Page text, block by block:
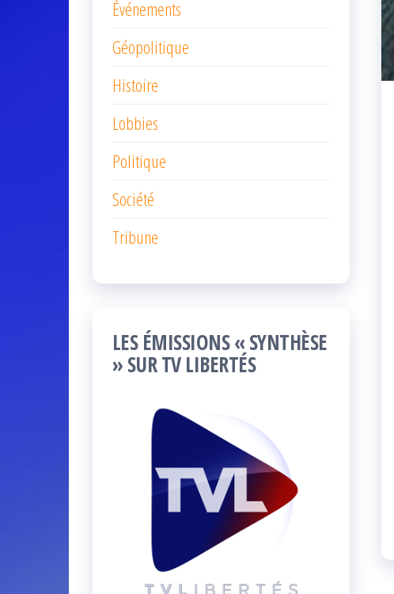
Événements
Géopolitique
Histoire
Lobbies
Politique
Société
Tribune
LES ÉMISSIONS « SYNTHÈSE
» SUR TV LIBERTÉS